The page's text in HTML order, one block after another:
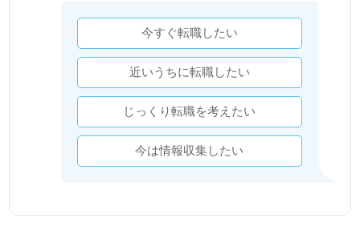
今すぐ転職したい
近いうちに転職したい
じっくり転職を考えたい
今は情報収集したい